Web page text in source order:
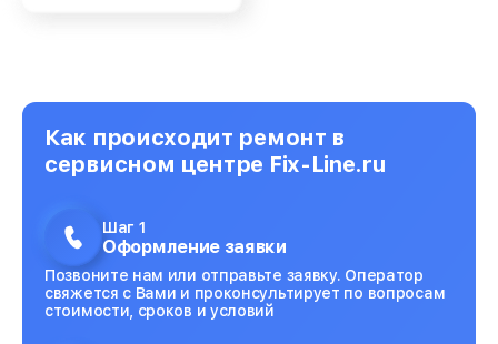
Как происходит ремонт в
сервисном центре Fix-Line.ru
Шаг 1
Оформление заявки
Позвоните нам или отправьте заявку. Оператор
свяжется с Вами и проконсультирует по вопросам
стоимости, сроков и условий